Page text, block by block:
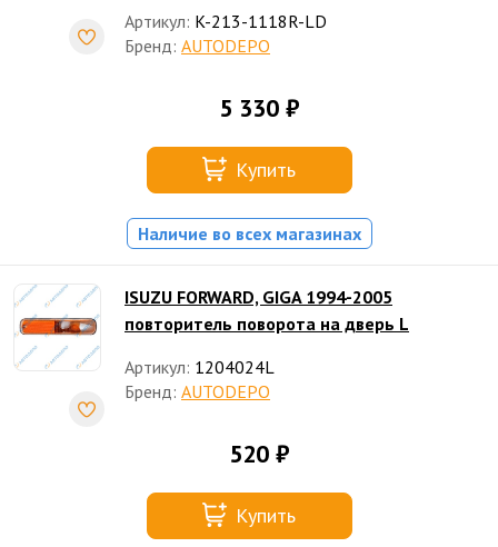
Артикул: K-213-1118R-LD
Бренд: AUTODEPO
5 330 ₽
Купить
Наличие во всех магазинах
ISUZU FORWARD, GIGA 1994-2005
повторитель поворота на дверь L
Артикул: 1204024L
Бренд: AUTODEPO
520 ₽
Купить